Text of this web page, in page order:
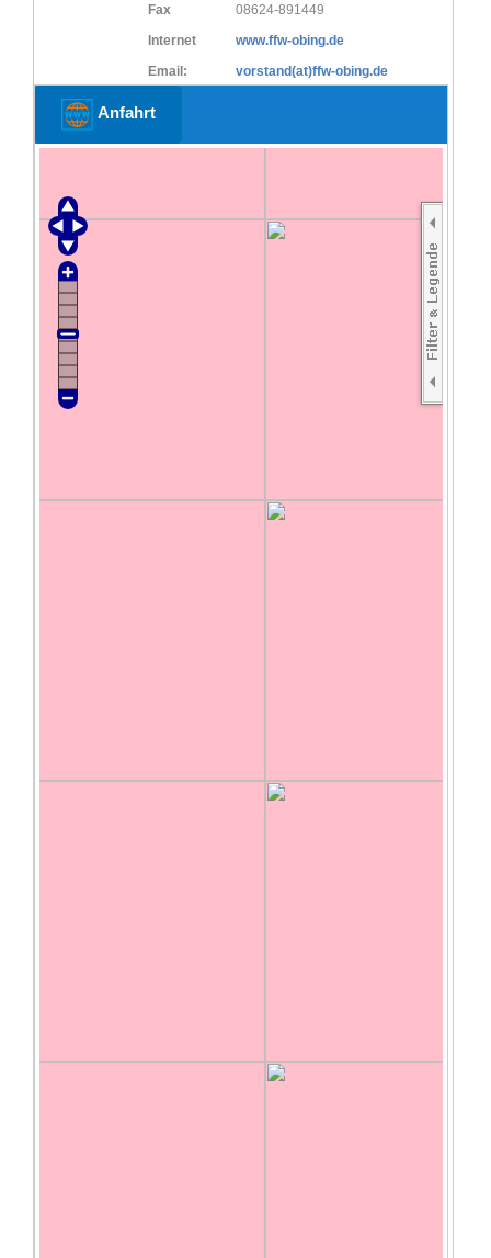
Fax
08624-891449
Internet
www.ffw-obing.de
Email:
vorstand(at)ffw-obing.de
Anfahrt